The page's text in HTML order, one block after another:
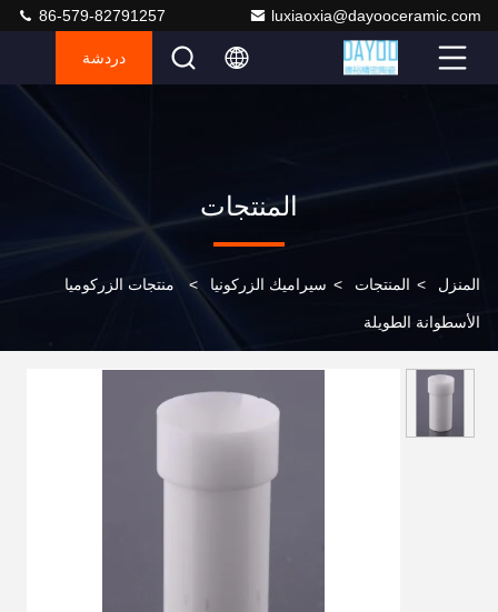
luxiaoxia@dayooceramic.com
86-579-82791257
دردشة
المنتجات
المنزل > المنتجات > سيراميك الزركونيا > منتجات الزركوميا
الأسطوانة الطويلة